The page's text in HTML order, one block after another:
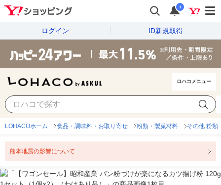
i
ログイン ID新規取得
ロハコメニュー
LOHACOホーム 食品・調味料・お取り寄せ 粉類・製菓材料 その他 粉類
熊本地震の影響について